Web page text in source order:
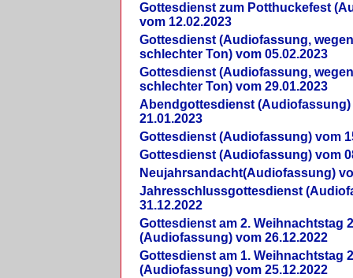
Gottesdienst zum Potthuckefest
vom 12.02.2023
Gottesdienst (Audiofassung,
schlechter Ton) vom 05.02.2023
Gottesdienst (Audiofassung,
schlechter Ton) vom 29.01.2023
Abendgottesdienst (Audiofassung)
21.01.2023
Gottesdienst (Audiofassung) vom
Gottesdienst (Audiofassung) vom
Neujahrsandacht(Audiofassung)
Jahresschlussgottesdienst
31.12.2022
Gottesdienst am 2. Weihnachtstag
(Audiofassung) vom 26.12.2022
Gottesdienst am 1. Weihnachtstag
(Audiofassung) vom 25.12.2022